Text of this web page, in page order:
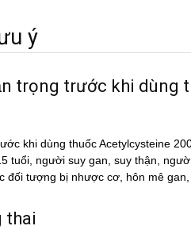
ý
trọng trước khi dùng
khi dùng thuốc Acetylcysteine
tuổi, người suy gan, suy thận,
đối tượng bị nhược cơ, hôn mê
thai